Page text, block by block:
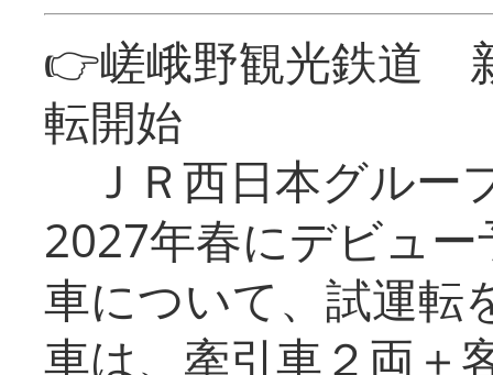
👉嵯峨野観光鉄道
転開始
ＪＲ西日本グルー
2027年春にデビュ
車について、試運転
車は、牽引車２両＋